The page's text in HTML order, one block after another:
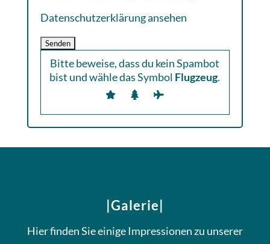
Datenschutzerklärung ansehen
Bitte beweise, dass du kein Spambot
bist und wähle das Symbol Flugzeug.
|Galerie|
Hier finden Sie einige Impressionen zu unserer